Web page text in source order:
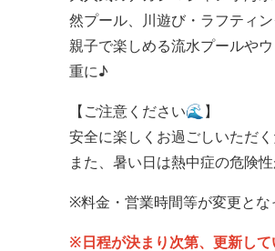
然プール、川遊び・ラフティ
親子で楽しめる流水プールや
重に♪
【ご注意ください🌊】
安全に楽しくお過ごしいただ
また、暑い日は熱中症の危険
※料金・営業時間等が変更と
※日程が決まり次第、更新して